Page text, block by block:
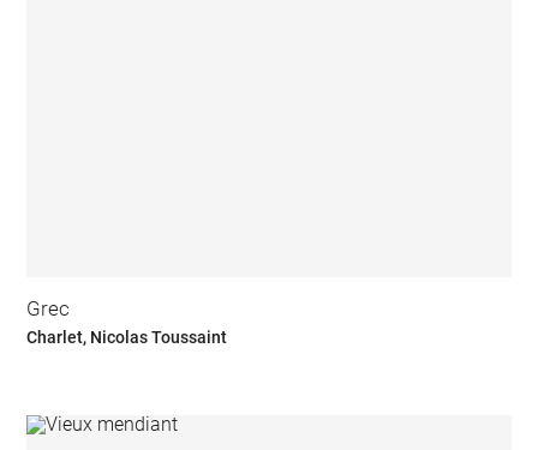
Grec
Charlet, Nicolas Toussaint